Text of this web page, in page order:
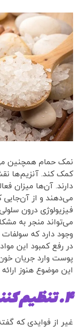
نمک حمام همچنین
کمک کند. آنزیم‌ها
دارند. آن‌ها میزان
می‌دهند و از
فیزیولوژی درون
می‌تواند منجر به
وجود دارد که
در رفع کمبود این
پوست وارد جریان
این موضوع هنوز
۴. تنظیم کننده هورمون‌ها
غیر از فوایدی که